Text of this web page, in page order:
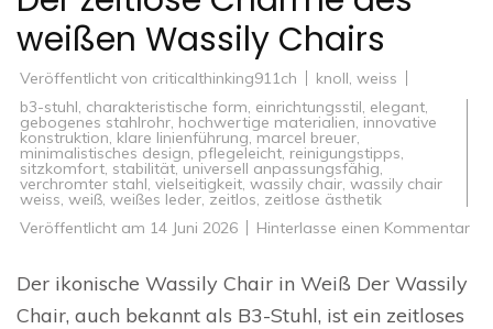
weißen Wassily Chairs
Veröffentlicht von criticalthinking911ch knoll, weiss
b3-stuhl, charakteristische form, einrichtungsstil, elegant,
gebogenes stahlrohr, hochwertige materialien, innovative
konstruktion, klare linienführung,marcel breuer,
minimalistisches design, pflegeleicht, reinigungstipps,
sitzkomfort, stabilität, universell anpassungsfähig,
verchromter stahl, vielseitigkeit, wassily chair, wassily chair
weiss, weiß, weißes leder, zeitlos, zeitlose ästhetik
Veröffentlicht am 14 Juni 2026 Hinterlasse einen Kommentarzu
Der ikonische Wassily Chair in Weiß Der Wassily
Chair, auch bekannt als B3-Stuhl, ist ein zeitloses